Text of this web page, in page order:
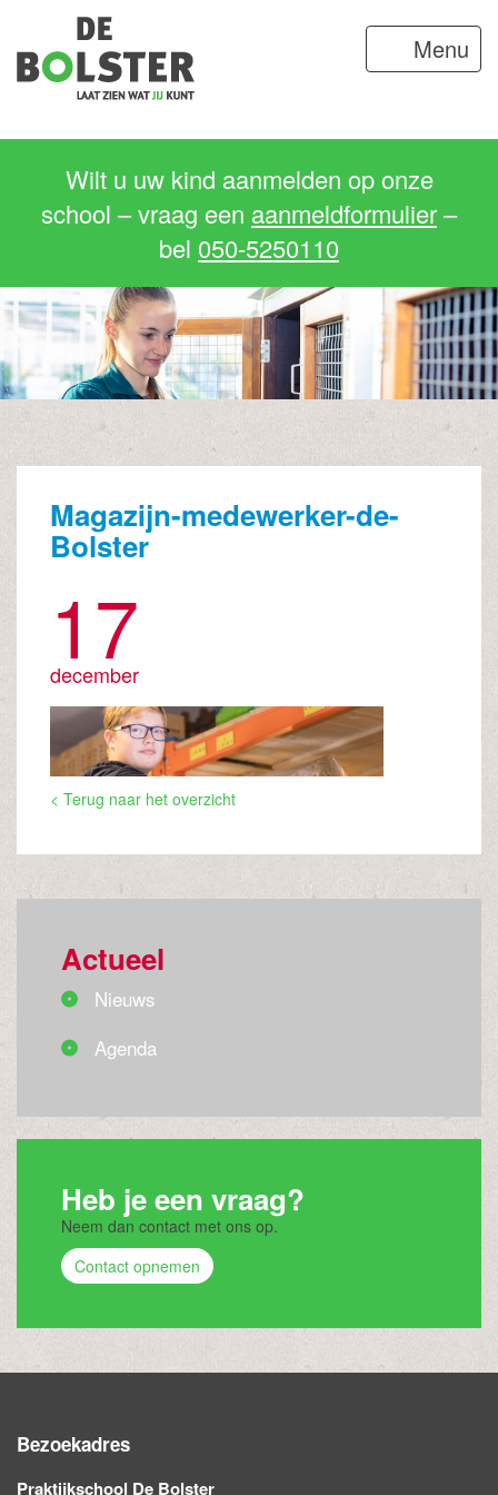
Menu
Wilt u uw kind aanmelden op onze
school – vraag een aanmeldformulier–
bel 050-5250110
Magazijn-medewerker-de-
Bolster
17
december
< Terug naar het overzicht
Actueel
Nieuws
Agenda
Heb je een vraag?
Neem dan contact met ons op.
Contact opnemen
Bezoekadres
Praktijkschool De Bolster